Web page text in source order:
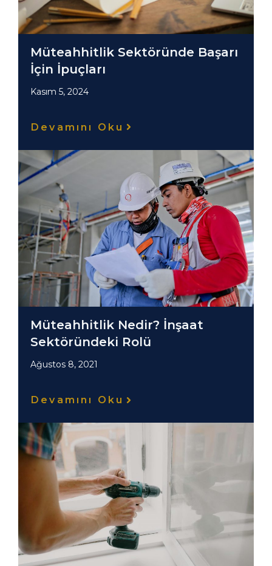
Müteahhitlik Sektöründe Başarı
İçin İpuçları
Kasım 5, 2024
Devamını Oku
Müteahhitlik Nedir? İnşaat
Sektöründeki Rolü
Ağustos 8, 2021
Devamını Oku